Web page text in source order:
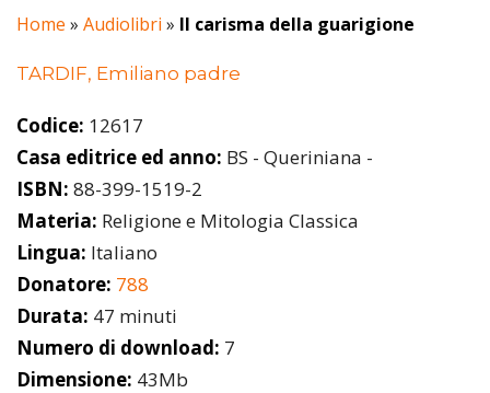
Home » Audiolibri » Il carisma della guarigione
TARDIF, Emiliano padre
Codice: 12617
Casa editrice ed anno: BS - Queriniana -
ISBN: 88-399-1519-2
Materia: Religione e Mitologia Classica
Lingua: Italiano
Donatore: 788
Durata: 47 minuti
Numero di download: 7
Dimensione: 43Mb